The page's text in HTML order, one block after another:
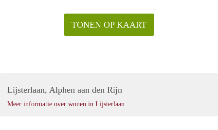
TONEN OP KAART
Lijsterlaan, Alphen aan den Rijn
Meer informatie over wonen in Lijsterlaan